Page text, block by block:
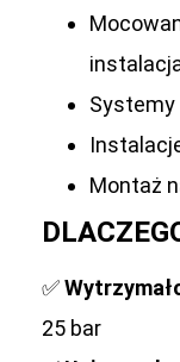
Systemy
Montaż
✅
25 bar